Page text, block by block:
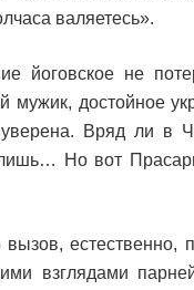
валяетесь».
йоговское не
мужик, достойное
Вряд ли в
Но вот
естественно,
взглядами